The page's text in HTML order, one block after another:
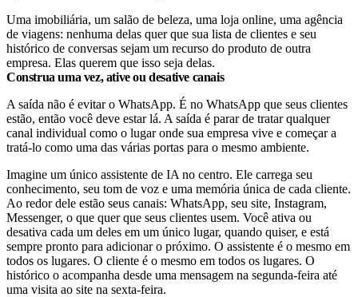
Uma imobiliária, um salão de beleza, uma loja online, uma agência
de viagens: nenhuma delas quer que sua lista de clientes e seu
histórico de conversas sejam um recurso do produto de outra
empresa. Elas querem que isso seja delas.
Construa uma vez, ative ou desative canais
A saída não é evitar o WhatsApp. É no WhatsApp que seus clientes
estão, então você deve estar lá. A saída é parar de tratar qualquer
canal individual como o lugar onde sua empresa vive e começar a
tratá-lo como uma das várias portas para o mesmo ambiente.
Imagine um único assistente de IA no centro. Ele carrega seu
conhecimento, seu tom de voz e uma memória única de cada cliente.
Ao redor dele estão seus canais: WhatsApp, seu site, Instagram,
Messenger, o que quer que seus clientes usem. Você ativa ou
desativa cada um deles em um único lugar, quando quiser, e está
sempre pronto para adicionar o próximo. O assistente é o mesmo em
todos os lugares. O cliente é o mesmo em todos os lugares. O
histórico o acompanha desde uma mensagem na segunda-feira até
uma visita ao site na sexta-feira.